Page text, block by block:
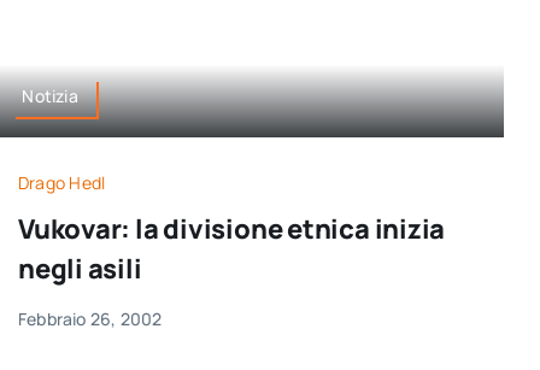
Notizia
Drago Hedl
Vukovar: la divisione etnica inizia
negli asili
Febbraio 26, 2002